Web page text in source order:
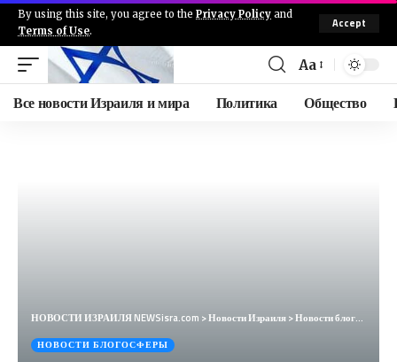
By using this site, you agree to the Privacy Policy and
Terms of Use.
Accept
Aa
Все новости Израиля и мира Политика Общество
НОВОСТИ ИЗРАИЛЯ NEWSisra.com >Новости Израиля>Новости блогосферы
НОВОСТИ БЛОГОСФЕРЫ